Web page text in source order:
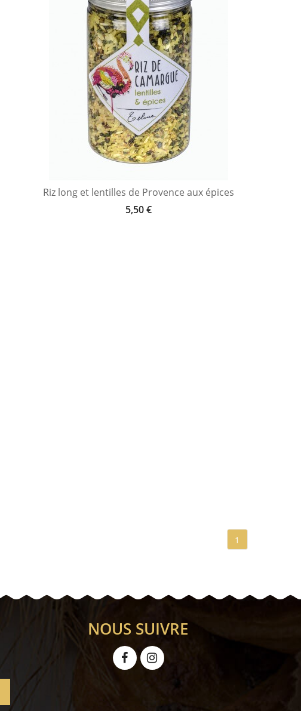
Riz long et lentilles de Provence aux épices
5,50 €
1
NOUS SUIVRE